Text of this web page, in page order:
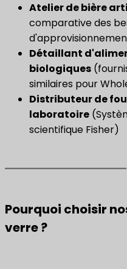
Atelier de bière
comparative des
Détaillant
biologiques
similaires pour
Distributeur de
laboratoire
scientifique Fisher)
Pourquoi choisir
verre ?